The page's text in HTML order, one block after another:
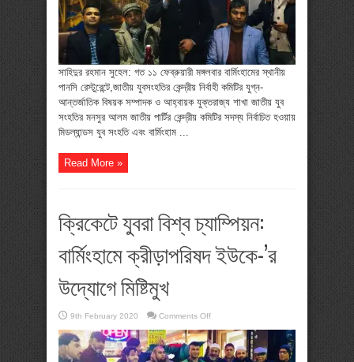
আলমকে
সংবর্ধনা
সাহিদুর রহমান সুহেল: গত ১১ ফেব্রুয়ারী মঙ্গলবার বার্মিংহামের স্থানীয়
পানসি রেস্টুরেন্টে,জাতীয় যুবসংহতির কেন্দ্রীয় নির্বাহী কমিটির যুগ্ন-
আন্তর্জাতিক বিষয়ক সম্পাদক ও আহ্বায়ক যুক্তরাজ্য শাখা জাতীয় যুব
সংহতির মনসুর আলম জাতীয় পার্টির কেন্দ্রীয় কমিটির সদস্য নির্বাচিত হওয়ায়
মিডল্যান্ডস যুব সংহতি এবং বার্মিংহাম ...
Read More »
ক্রিকেটে যুবরা বিশ্ব চ্যাম্পিয়ন:
বার্মিংহামে ক্রীড়াপরিষদ ইউকে-’র
উদ্যোগে মিষ্টিমুখ
9th February 2020 Comments Offon
যুবরা
বিশ্ব
চ্যাম্পিয়ন: